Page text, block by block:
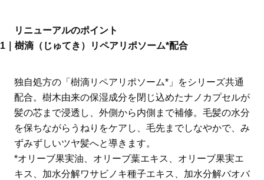
リニューアルのポイント
1｜樹滴（じゅてき）リペアリポソーム*配合
独自処方の「樹滴リペアリポソーム*」をシリーズ共通
配合。樹木由来の保湿成分を閉じ込めたナノカプセルが
髪の芯まで浸透し、外側から内側まで補修。毛髪の水分
を保ちながらうねりをケアし、毛先までしなやかで、み
ずみずしいツヤ髪へと導きます。
*オリーブ果実油、オリーブ葉エキス、オリーブ果実エ
キス、加水分解ワサビノキ種子エキス、加水分解バオバ